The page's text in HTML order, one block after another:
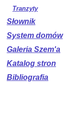
Tranzyty
Słownik
System domów
Galeria Szem'a
Katalog stron
Bibliografia